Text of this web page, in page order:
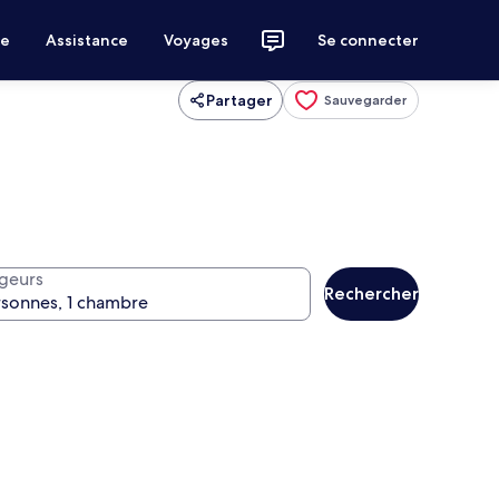
Assistance Voyages Se connecter
Partager Sauvegarder
Rechercher